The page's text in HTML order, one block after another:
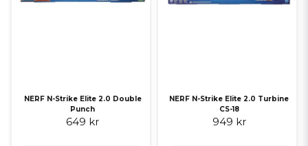
NERF N-Strike Elite 2.0 Double
Punch
649 kr
NERF N-Strike Elite 2.0 Turbine
CS-18
949 kr